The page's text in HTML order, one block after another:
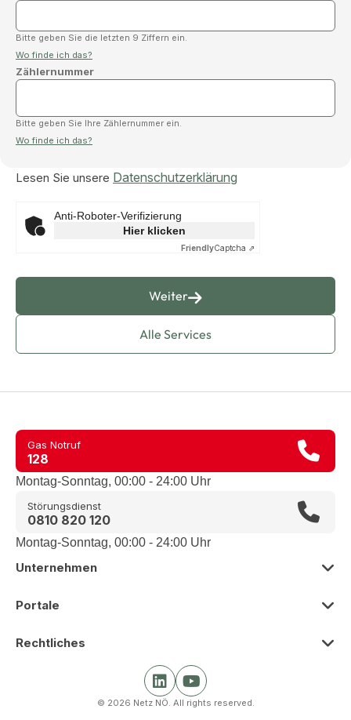
Bitte geben Sie die letzten 9 Ziffern ein.
Wo finde ich das?
Zählernummer
Bitte geben Sie Ihre Zählernummer ein.
Wo finde ich das?
Lesen Sie unsere Datenschutzerklärung
Anti-Roboter-Verifizierung
Hier klicken
FriendlyCaptcha ⇗
Alle Services
Weiter
Gas Notruf
128
Montag-Sonntag, 00:00 - 24:00 Uhr
Störungsdienst
0810 820 120
Montag-Sonntag, 00:00 - 24:00 Uhr
Unternehmen
Zur Übersicht
Portale
Zur Übersicht
Rechtliches
© 2026 Netz NÖ. All rights reserved.